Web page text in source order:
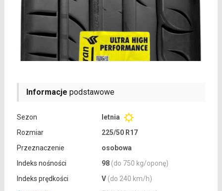
Informacje podstawowe
Sezon
letnia
Rozmiar
225/50 R17
Przeznaczenie
osobowa
Indeks nośności
98 (do 750 kg/oponę)
Indeks prędkości
V (do 240 km/h)